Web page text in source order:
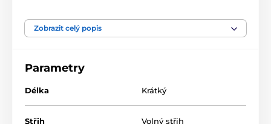
satén/polyester
Zobrazit celý popis
Parametry
Délka Krátký
Střih Volný střih